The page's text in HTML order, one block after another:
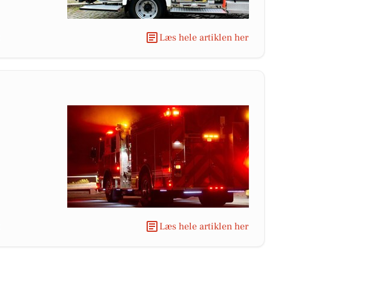
Læs hele artiklen her
Læs hele artiklen her